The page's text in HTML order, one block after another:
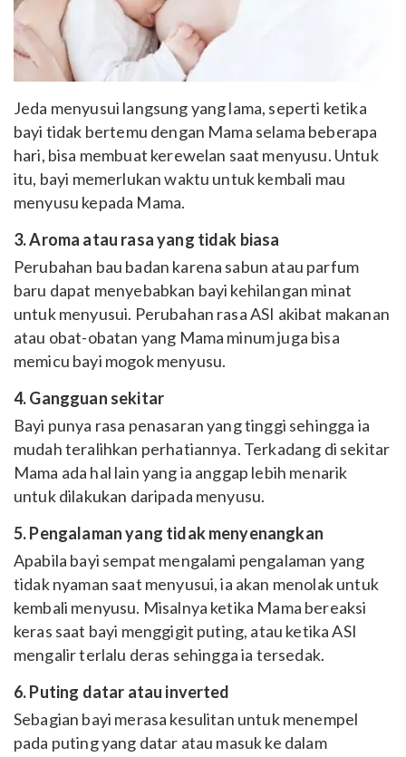
Jeda menyusui langsung yang lama, seperti ketika
bayi tidak bertemu dengan Mama selama beberapa
hari, bisa membuat kerewelan saat menyusu. Untuk
itu, bayi memerlukan waktu untuk kembali mau
menyusu kepada Mama.
3. Aroma atau rasa yang tidak biasa
Perubahan bau badan karena sabun atau parfum
baru dapat menyebabkan bayi kehilangan minat
untuk menyusui. Perubahan rasa ASI akibat makanan
atau obat-obatan yang Mama minum juga bisa
memicu bayi mogok menyusu.
4. Gangguan sekitar
Bayi punya rasa penasaran yang tinggi sehingga ia
mudah teralihkan perhatiannya. Terkadang di sekitar
Mama ada hal lain yang ia anggap lebih menarik
untuk dilakukan daripada menyusu.
5. Pengalaman yang tidak menyenangkan
Apabila bayi sempat mengalami pengalaman yang
tidak nyaman saat menyusui, ia akan menolak untuk
kembali menyusu. Misalnya ketika Mama bereaksi
keras saat bayi menggigit puting, atau ketika ASI
mengalir terlalu deras sehingga ia tersedak.
6. Puting datar atau inverted
Sebagian bayi merasa kesulitan untuk menempel
pada puting yang datar atau masuk ke dalam